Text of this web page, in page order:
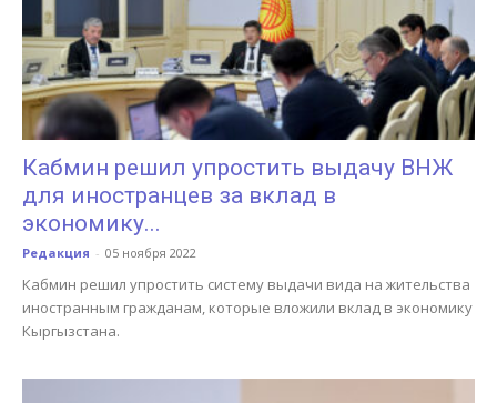
Кабмин решил упростить выдачу ВНЖ
для иностранцев за вклад в
экономику...
Редакция - 05 ноября 2022
Кабмин решил упростить систему выдачи вида на жительства
иностранным гражданам, которые вложили вклад в экономику
Кыргызстана.